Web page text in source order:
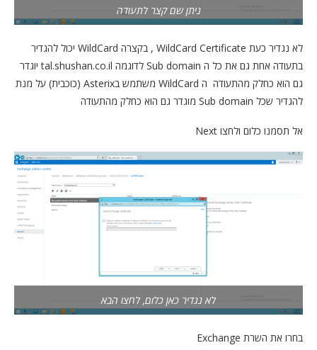
ניתן שם קצר לתעודה
לא נגדיר כעת WildCard Certificate , בקצרה WildCard יכול להגדיר
בתעודה אחת גם את כל ה Sub domain לדוגמה tal.shushan.co.il יוגדר
גם הוא כחלק מהתעודה ה WildCard משתמש בAsterix (כוכבית) על מנת
להגדיר שכל Sub domain מוגדר גם הוא כחלק מהתעודה
אל תסמנו כלום ולחצו Next
לא נגדיר כאן כלום, לחצו הבא
בחרו את השרת Exchange